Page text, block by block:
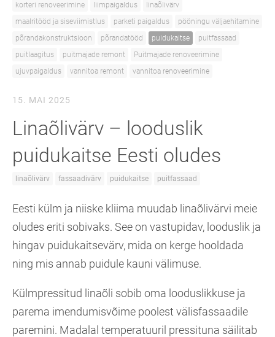
korteri renoveerimine
liimpaigaldus
linaõlivärv
maalritööd ja siseviimistlus
parketi paigaldus
pööningu väljaehitamine
põrandakonstruktsioon
põrandatööd puidukaitse
puitfassaad
puitlaagitus
puitmajade remont
Puitmajade renoveerimine
ujuvpaigaldus
vannitoa remont vannitoa renoveerimine
15. MAI 2025
Linaõlivärv – looduslik
puidukaitse Eesti oludes
linaõlivärv fassaadivärv puidukaitse puitfassaad
Eesti külm ja niiske kliima muudab linaõlivärvi meie
oludes eriti sobivaks. See on vastupidav, looduslik ja
hingav puidukaitsevärv, mida on kerge hooldada
ning mis annab puidule kauni välimuse.
Külmpressitud linaõli sobib oma looduslikkuse ja
parema imendumisvõime poolest välisfassaadile
paremini. Madalal temperatuuril pressituna säilitab